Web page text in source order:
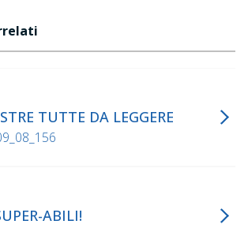
TUTTE DA LEGGERE
ABILI!